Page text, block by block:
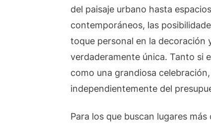
del paisaje urbano hasta
contemporáneos, las
toque personal en la decoración
verdaderamente única. Tanto si
como una grandiosa
independientemente del
Para los que buscan lugares